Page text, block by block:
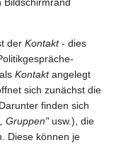
der Kontakt- dies
Kontaktangelegt
sich zunächst die
finden sich
Gruppen"usw.), die
Diese können je